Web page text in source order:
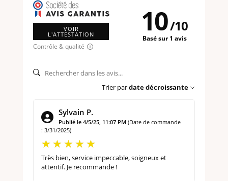
VOIR
L'ATTESTATION
Contrôle & qualité
10/10
Basé sur 1 avis
Trier pardate décroissante
Sylvain P.
Publié le 4/5/25, 11:07 PM (Date de commande
: 3/31/2025)
Très bien, service impeccable, soigneux et
attentif. Je recommande !